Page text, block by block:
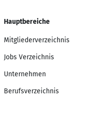
Hauptbereiche
Mitgliederverzeichnis
Jobs Verzeichnis
Unternehmen
Berufsverzeichnis